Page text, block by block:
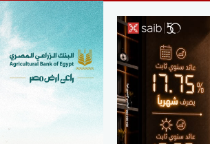
السياحة في مصر
التكنولوجيا
المرأة والأسرة
السيارات